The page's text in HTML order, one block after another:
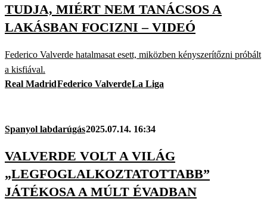
TUDJA, MIÉRT NEM TANÁCSOS A
LAKÁSBAN FOCIZNI – VIDEÓ
Federico Valverde hatalmasat esett, miközben kényszerítőzni próbált
a kisfiával.
Real MadridFederico ValverdeLa Liga
Spanyol labdarúgás2025.07.14. 16:34
VALVERDE VOLT A VILÁG
„LEGFOGLALKOZTATOTTABB”
JÁTÉKOSA A MÚLT ÉVADBAN